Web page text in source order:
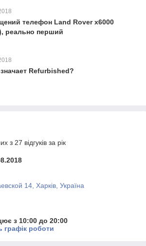
телефон Land Rover x6000
реально перший
Refurbished?
з 27 відгуків за рік
14, Харків, Україна
з 10:00 до 20:00
графік роботи